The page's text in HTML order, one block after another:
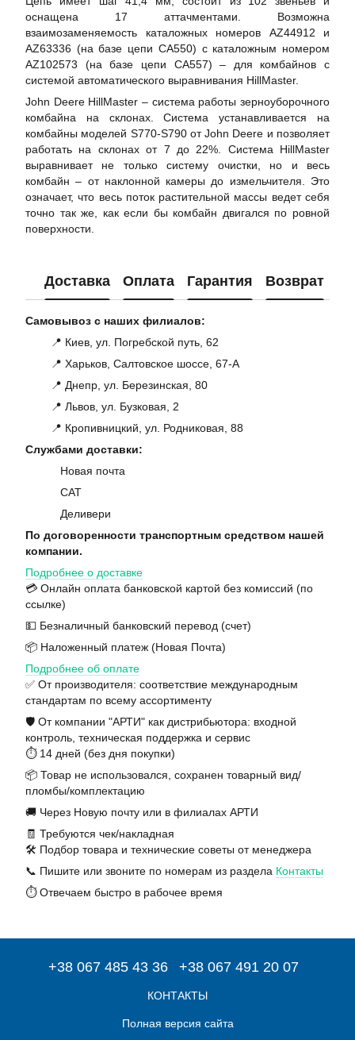
оснащена 17 аттачментами. Возможна
взаимозаменяемость каталожных номеров AZ44912 и
AZ63336 (на базе цепи CA550) с каталожным номером
AZ102573 (на базе цепи CA557) – для комбайнов с
системой автоматического выравнивания HillMaster.
John Deere HillMaster – система работы зерноуборочного
комбайна на склонах. Система устанавливается на
комбайны моделей S770-S790 от John Deere и позволяет
работать на склонах от 7 до 22%. Система HillMaster
выравнивает не только систему очистки, но и весь
комбайн – от наклонной камеры до измельчителя. Это
означает, что весь поток растительной массы ведет себя
точно так же, как если бы комбайн двигался по ровной
поверхности.
Доставка Оплата Гарантия Возврат
Самовывоз с наших филиалов:
📍 Киев, ул. Погребской путь, 62
📍 Харьков, Салтовское шоссе, 67-А
📍 Днепр, ул. Березинская, 80
📍 Львов, ул. Бузковая, 2
📍 Кропивницкий, ул. Родниковая, 88
Службами доставки:
Новая почта
САТ
Деливери
По договоренности транспортным средством нашей
компании.
Подробнее о доставке
💳 Онлайн оплата банковской картой без комиссий (по
ссылке)
💵 Безналичный банковский перевод (счет)
📦 Наложенный платеж (Новая Почта)
Подробнее об оплате
✅ От производителя: соответствие международным
стандартам по всему ассортименту
🛡️ От компании "АРТИ" как дистрибьютора: входной
контроль, техническая поддержка и сервис
⏱️ 14 дней (без дня покупки)
📦 Товар не использовался, сохранен товарный вид/
пломбы/комплектацию
🚚 Через Новую почту или в филиалах АРТИ
🧾 Требуются чек/накладная
🛠️ Подбор товара и технические советы от менеджера
📞 Пишите или звоните по номерам из раздела Контакты
⏱️ Отвечаем быстро в рабочее время
+38 067 485 43 36 +38 067 491 20 07
КОНТАКТЫ
Полная версия сайта